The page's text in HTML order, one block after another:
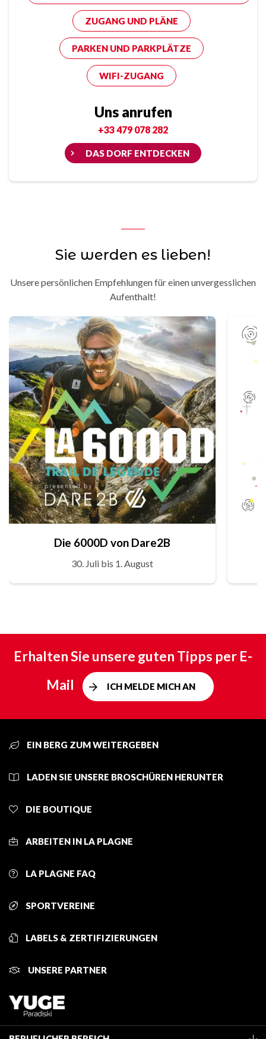
ZUGANG UND PLÄNE
PARKEN UND PARKPLÄTZE
WIFI-ZUGANG
Uns anrufen
+33 479 078 282
DAS DORF ENTDECKEN
Sie werden es lieben!
Unsere persönlichen Empfehlungen für einen unvergesslichen
Aufenthalt!
Die 6000D von Dare2B
30. Juli bis 1. August
Erhalten Sie unsere guten Tipps per E-
Mail
ICH MELDE MICH AN
EIN BERG ZUM WEITERGEBEN
LADEN SIE UNSERE BROSCHÜREN HERUNTER
DIE BOUTIQUE
ARBEITEN IN LA PLAGNE
LA PLAGNE FAQ
SPORTVEREINE
LABELS & ZERTIFIZIERUNGEN
UNSERE PARTNER